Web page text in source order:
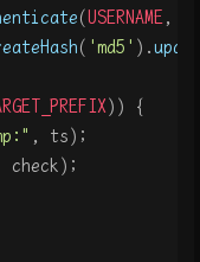
(USERNAME,
( 'md5' ).
)) {
, ts);
check);